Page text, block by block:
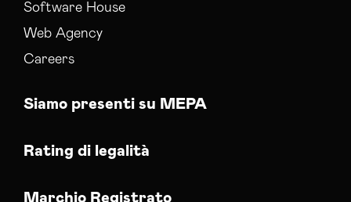
Software House
Web Agency
Careers
Siamo presenti su MEPA
Rating di legalità
Marchio Registrato